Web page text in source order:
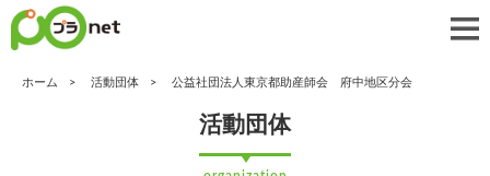
ホーム 活動団体 公益社団法人東京都助産師会 府中地区分会
活動団体